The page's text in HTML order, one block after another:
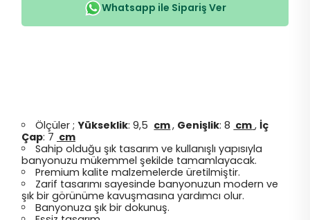
Whatsapp ile Sipariş Ver
Ölçüler ;Yükseklik: 9,5 cm, Genişlik: 8 cm ,İç
Çap: 7 cm
Sahip olduğu şık tasarım ve kullanışlı yapısıyla
banyonuzu mükemmel şekilde tamamlayacak.
Premium kalite malzemelerde üretilmiştir.
Zarif tasarımı sayesinde banyonuzun modern ve
şık bir görünüme kavuşmasına yardımcı olur.
Banyonuza şık bir dokunuş.